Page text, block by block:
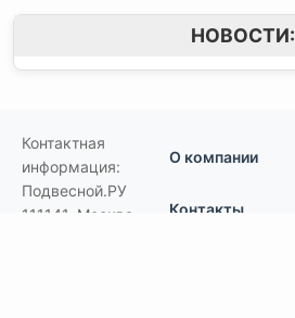
НОВОСТИ:
Контактная
информация:
Подвесной.РУ
111141 Москва,
О компании
Контакты